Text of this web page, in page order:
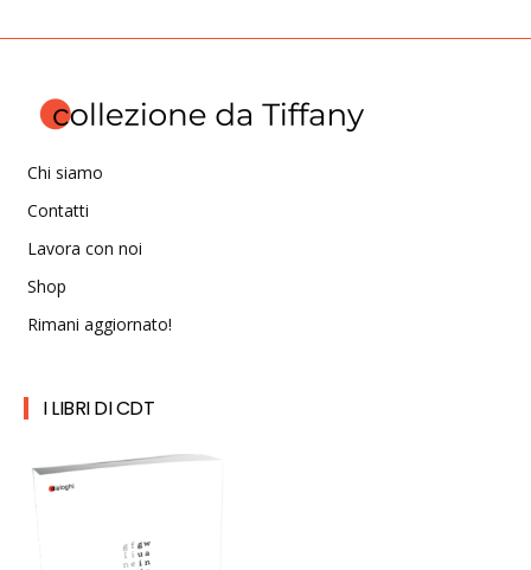
Chi siamo
Contatti
Lavora con noi
Shop
Rimani aggiornato!
I LIBRI DI CDT